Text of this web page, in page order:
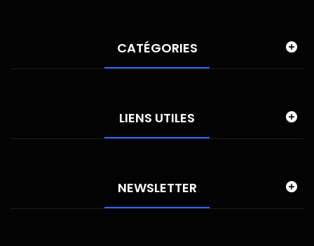
CATÉGORIES
LIENS UTILES
NEWSLETTER